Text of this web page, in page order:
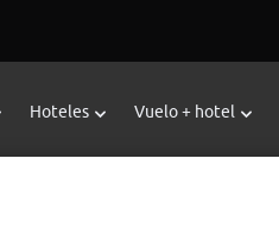
Hoteles Vuelo + hotel
Agrigento